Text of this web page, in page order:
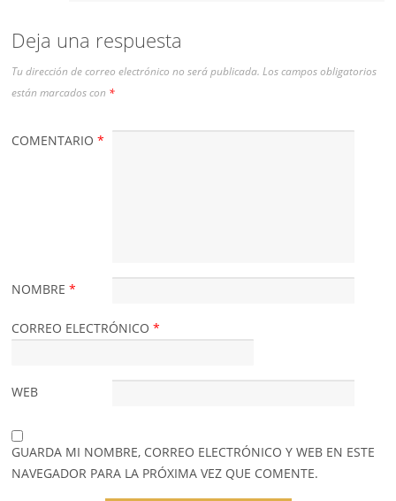
Deja una respuesta
Tu dirección de correo electrónico no será publicada. Los campos obligatorios
están marcados con *
COMENTARIO*
NOMBRE*
CORREO ELECTRÓNICO*
WEB
GUARDA MI NOMBRE, CORREO ELECTRÓNICO Y WEB EN ESTE
NAVEGADOR PARA LA PRÓXIMA VEZ QUE COMENTE.